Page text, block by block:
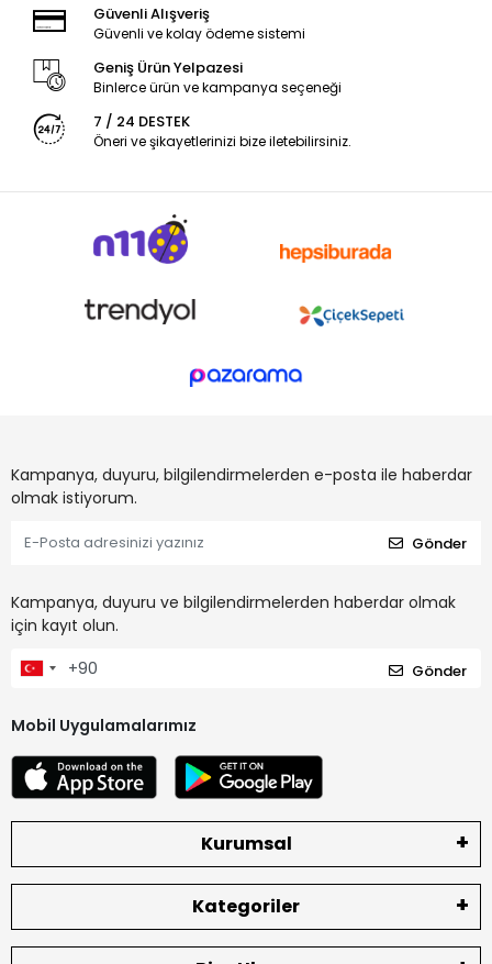
Güvenli Alışveriş
Güvenli ve kolay ödeme sistemi
Geniş Ürün Yelpazesi
Binlerce ürün ve kampanya seçeneği
7 / 24 DESTEK
Öneri ve şikayetlerinizi bize iletebilirsiniz.
Kampanya, duyuru, bilgilendirmelerden e-posta ile haberdar
olmak istiyorum.
Gönder
Kampanya, duyuru ve bilgilendirmelerden haberdar olmak
için kayıt olun.
Gönder
Mobil Uygulamalarımız
Kurumsal
Kategoriler